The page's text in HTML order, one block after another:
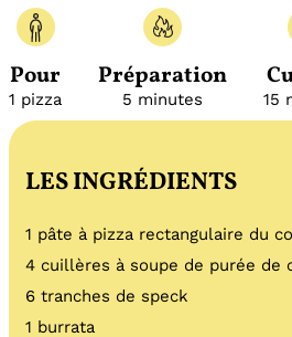
Pour
1 pizza
Préparation
5 minutes 15
LES INGRÉDIENTS
1 pâte à pizza rectangulaire du
4 cuillères à soupe de purée de
6 tranches de speck
1 burrata